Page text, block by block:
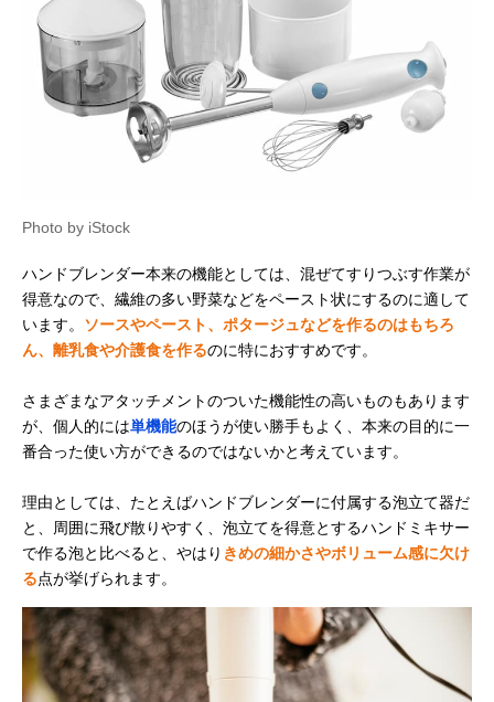
Photo by iStock
ハンドブレンダー本来の機能としては、混ぜてすりつぶす作業が
得意なので、繊維の多い野菜などをペースト状にするのに適して
います。
ソースやペースト、ポタージュなどを作るのはもちろ
ん、離乳食や介護食を作るのに特におすすめです。
さまざまなアタッチメントのついた機能性の高いものもあります
が、個人的には単機能のほうが使い勝手もよく、本来の目的に一
番合った使い方ができるのではないかと考えています。
理由としては、たとえばハンドブレンダーに付属する泡立て器だ
と、周囲に飛び散りやすく、泡立てを得意とするハンドミキサー
で作る泡と比べると、やはり きめの細かさやボリューム感に欠け
る点が挙げられます。